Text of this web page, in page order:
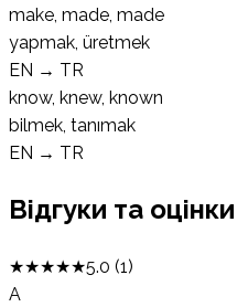
make, made, made
yapmak, üretmek
EN → TR
know, knew, known
bilmek, tanımak
EN → TR
Відгуки та оцінки
★★★★★5.0 (1)
A